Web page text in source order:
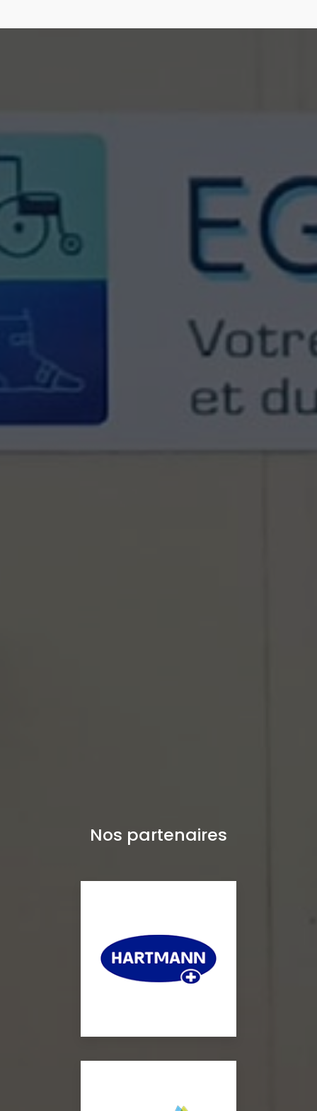
Nos partenaires